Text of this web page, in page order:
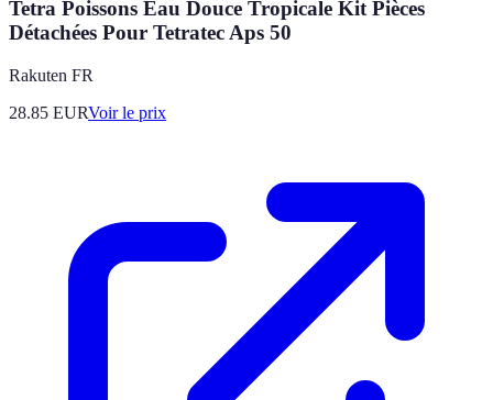
Tetra Poissons Eau Douce Tropicale Kit Pièces
Détachées Pour Tetratec Aps 50
Rakuten FR
28.85 EURVoir le prix